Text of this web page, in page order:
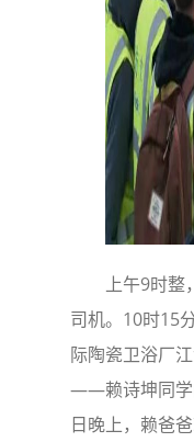
上午9时整
司机。10时15
际陶瓷卫浴厂
——赖诗坤同学
日晚上，赖爸